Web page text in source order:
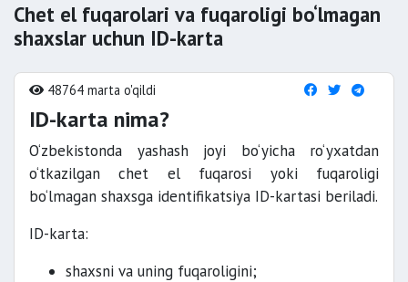
Chet el fuqarolari va fuqaroligi bo‘lmagan
shaxslar uchun ID-karta
48764 marta o'qildi
ID-karta nima?
O‘zbekistonda yashash joyi bo‘yicha ro‘yxatdan
o‘tkazilgan chet el fuqarosi yoki fuqaroligi
bo‘lmagan shaxsga identifikatsiya ID-kartasi beriladi.
ID-karta:
shaxsni va uning fuqaroligini;